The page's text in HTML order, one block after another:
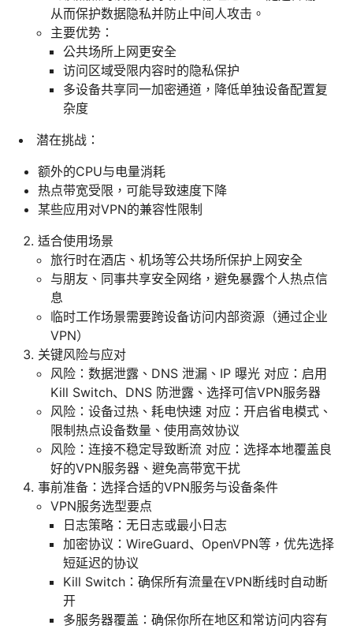
从而保护数据隐私并防止中间人攻击。
主要优势：
公共场所上网更安全
访问区域受限内容时的隐私保护
多设备共享同一加密通道，降低单独设备配置复
杂度
潜在挑战：
额外的CPU与电量消耗
热点带宽受限，可能导致速度下降
某些应用对VPN的兼容性限制
适合使用场景
旅行时在酒店、机场等公共场所保护上网安全
与朋友、同事共享安全网络，避免暴露个人热点信
息
临时工作场景需要跨设备访问内部资源（通过企业
VPN）
关键风险与应对
风险：数据泄露、DNS 泄漏、IP 曝光 对应：启用
Kill Switch、DNS 防泄露、选择可信VPN服务器
风险：设备过热、耗电快速 对应：开启省电模式、
限制热点设备数量、使用高效协议
风险：连接不稳定导致断流 对应：选择本地覆盖良
好的VPN服务器、避免高带宽干扰
事前准备：选择合适的VPN服务与设备条件
VPN服务选型要点
日志策略：无日志或最小日志
加密协议：WireGuard、OpenVPN等，优先选择
短延迟的协议
Kill Switch：确保所有流量在VPN断线时自动断
开
多服务器覆盖：确保你所在地区和常访问内容有